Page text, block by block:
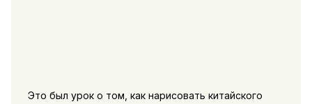
Это был урок о том, как нарисовать китайского